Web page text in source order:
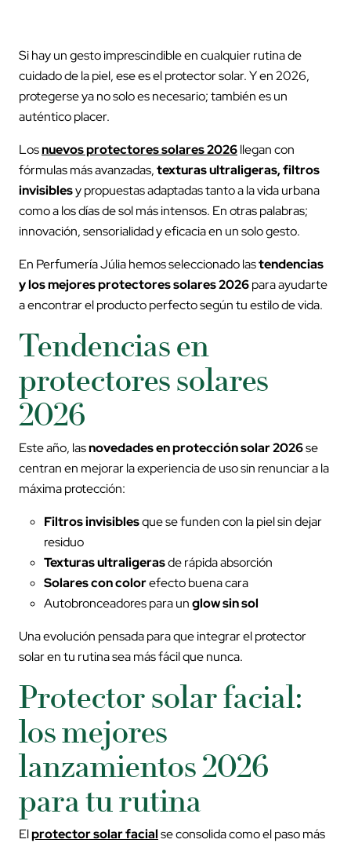
Si hay un gesto imprescindible en cualquier rutina de
cuidado de la piel, ese es el protector solar. Y en 2026,
protegerse ya no solo es necesario; también es un
auténtico placer.
Losnuevos protectores solares 2026llegan con
fórmulas más avanzadas,texturas ultraligeras, filtros
invisiblesy propuestas adaptadas tanto a la vida urbana
como a los días de sol más intensos. En otras palabras;
innovación, sensorialidad y eficacia en un solo gesto.
En Perfumería Júlia hemos seleccionado lastendencias
y los mejores protectores solares 2026para ayudarte
a encontrar el producto perfecto según tu estilo de vida.
Tendencias en
protectores solares
2026
Este año, lasnovedades en protección solar 2026se
centran en mejorar la experiencia de uso sin renunciar a la
máxima protección:
Filtros invisiblesque se funden con la piel sin dejar
residuo
Texturas ultraligerasde rápida absorción
Solares con colorefecto buena cara
Autobronceadores para unglow sin sol
Una evolución pensada para que integrar el protector
solar en tu rutina sea más fácil que nunca.
Protector solar facial:
los mejores
lanzamientos 2026
para tu rutina
Elprotector solar facialse consolida como el paso más